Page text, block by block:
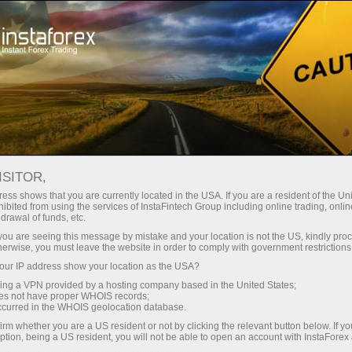
Com a InstaForex, você obtém
realmente competitivas:
alavancagem de até 1:5000,
alguns dos melhores spreads e
comissões do mercado, e
condições vantajosas para
negociar ações e índices.
Spreads mínimos — lucro máximo
Bônus de 30%
para cada depósito
Velocidade
no trading e na estrada
shows that you are currently located in the USA. If you are a resident of the
from using the services of InstaFintech Group including online trading,
of funds, etc.
are seeing this message by mistake and your location is not the US, kindly
you must leave the website in order to comply with government
IP address show your location as the USA?
a VPN provided by a hosting company based in the United States;
not have proper WHOIS records;
in the WHOIS geolocation database.
whether you are a US resident or not by clicking the relevant button below. If
being a US resident, you will not be able to open an account with InstaForex